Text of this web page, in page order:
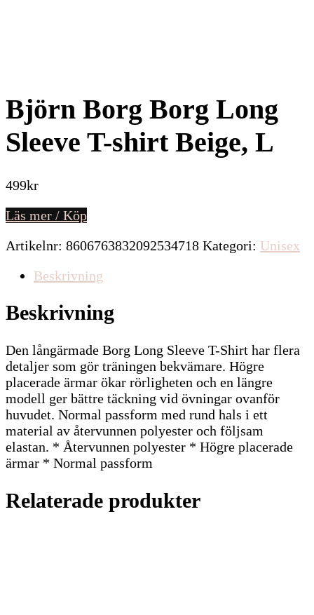
Björn Borg Borg Long
Sleeve T-shirt Beige, L
499kr
Läs mer / Köp
Artikelnr: 8606763832092534718 Kategori: Unisex
Beskrivning
Beskrivning
Den långärmade Borg Long Sleeve T-Shirt har flera
detaljer som gör träningen bekvämare. Högre
placerade ärmar ökar rörligheten och en längre
modell ger bättre täckning vid övningar ovanför
huvudet. Normal passform med rund hals i ett
material av återvunnen polyester och följsam
elastan. * Återvunnen polyester * Högre placerade
ärmar * Normal passform
Relaterade produkter